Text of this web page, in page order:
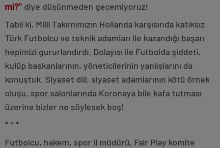
mi?” diye düşünmeden geçemiyoruz!
Tabii ki, Milli Takımımızın Hollanda karşısında katıksız
Türk Futbolcu ve teknik adamları ile kazandığı başarı
hepimizi gururlandırdı. Dolayısı ile Futbolda şiddeti,
kulüp başkanlarının, yöneticilerinin yanlışlarını da
konuştuk. Siyaset dili, siyaset adamlarının kötü örnek
oluşu, spor salonlarında Koronaya bile kafa tutması
üzerine bizler ne söylesek boş!
* * *
Futbolcu, hakem, spor il müdürü, Fair Play komite